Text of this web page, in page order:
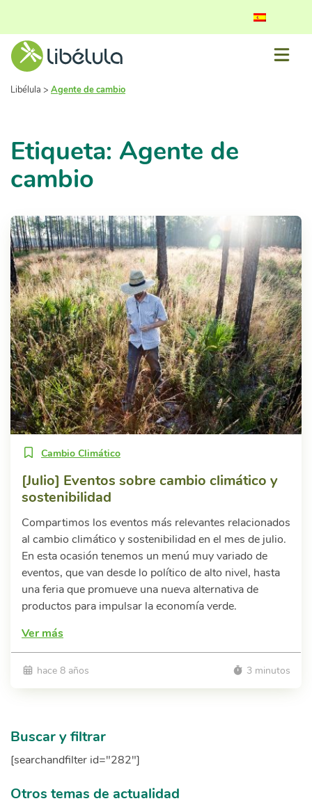
Libélula > Agente de cambio
Etiqueta: Agente de
cambio
Cambio Climático
[Julio] Eventos sobre cambio climático y
sostenibilidad
Compartimos los eventos más relevantes relacionados
al cambio climático y sostenibilidad en el mes de julio.
En esta ocasión tenemos un menú muy variado de
eventos, que van desde lo político de alto nivel, hasta
una feria que promueve una nueva alternativa de
productos para impulsar la economía verde.
Ver más
hace 8 años 3 minutos
Buscar y filtrar
[searchandfilter id="282"]
Otros temas de actualidad